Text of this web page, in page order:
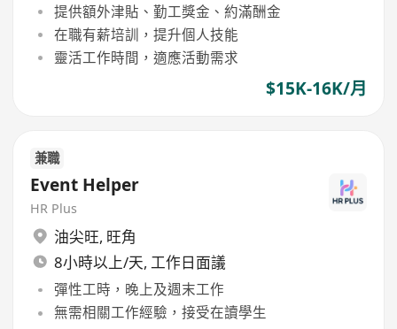
提供額外津貼、勤工獎金、約滿酬金
在職有薪培訓，提升個人技能
靈活工作時間，適應活動需求
$15K-16K/月
兼職
Event Helper
HR Plus
油尖旺, 旺角
8小時以上/天, 工作日面議
彈性工時，晚上及週末工作
無需相關工作經驗，接受在讀學生